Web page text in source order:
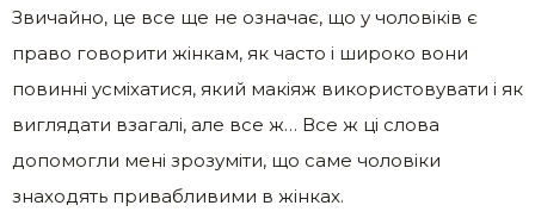
Звичайно, це все ще не означає, що у чоловіків є
право говорити жінкам, як часто і широко вони
повинні усміхатися, який макіяж використовувати і як
виглядати взагалі, але все ж… Все ж ці слова
допомогли мені зрозуміти, що саме чоловіки
знаходять привабливими в жінках.